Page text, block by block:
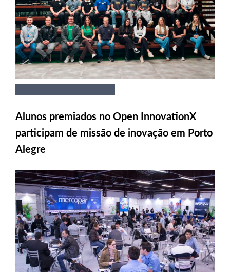
Alunos premiados no Open InnovationX
participam de missão de inovação em Porto
Alegre